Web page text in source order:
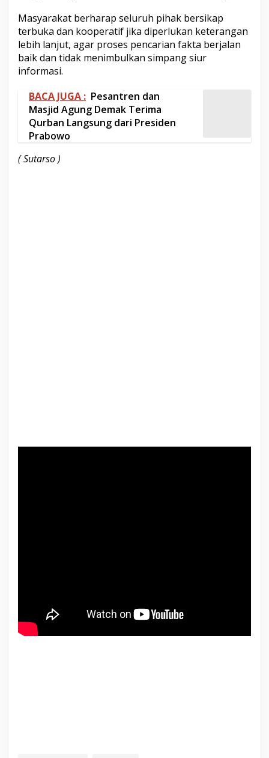
Masyarakat berharap seluruh pihak bersikap
terbuka dan kooperatif jika diperlukan keterangan
lebih lanjut, agar proses pencarian fakta berjalan
baik dan tidak menimbulkan simpang siur
informasi.
BACA JUGA : Pesantren dan
Masjid Agung Demak Terima
Qurban Langsung dari Presiden
Prabowo
( Sutarso )